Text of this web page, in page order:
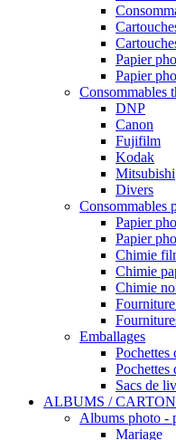
Papier
Papier
Consommables
DNP
Canon
Fujifilm
Kodak
Mitsubishi
Divers
Consommables
Papier
Papier
Chimie
Chimie
Chimie
Emballages
Pochettes
Pochettes
Sacs de
ALBUMS /
Albums photo -
Mariage